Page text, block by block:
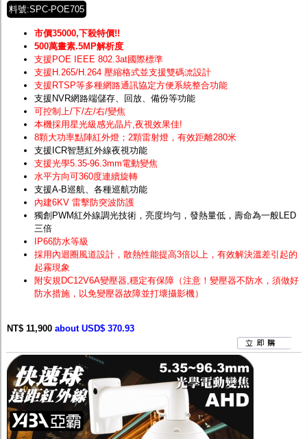
料號:SPC-POE705
市價35000,下殺特價!!
500萬畫素.5MP解析度
支援POE IEEE 802.3at國際標準
支援H.265/H.264 壓縮格式並支援雙碼流設計
支援RTSP等多種網路通訊協定方便系統整合功能
支援NVR網路端儲存、回放、備份等功能
可控制上/下/左/右/變焦
本機採用星光級感光晶片,夜視效果佳!
8顆大功率點陣紅外燈；2顆雷射燈，有效距離280米
支援ICR智慧紅外線夜視功能
支援光學5.35-96.3mm電動變焦
水平方向可360度連續旋轉
支援A-B巡航、各種巡航功能
內建6KV 雷擊防突波防護
獨創PWM紅外線調光技術，亮度均勻，發熱量低，壽命為一般LED
三倍
IP66防水等級
採用內迴圈風道設計，散熱性能提高3倍以上，有效解決溫差引起的
起霧現象
附安規DC12V6A變壓器,穩定有保障（注意！變壓器不防水，須做好
防水措施，以免變壓器故障並打壞攝影機）
NT$ 11,900 about USD$ 370.93